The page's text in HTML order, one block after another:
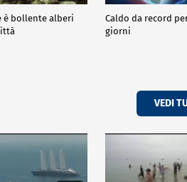
è bollente alberi
Caldo da record
giorni
VEDI